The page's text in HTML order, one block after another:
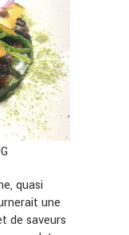
quasi
une
de saveurs